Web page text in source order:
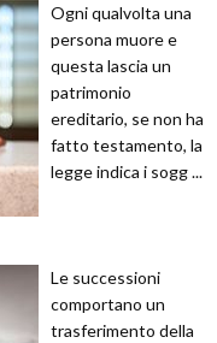
Ogni qualvolta una
persona muore e
questa lascia un
patrimonio
ereditario, se non ha
fatto testamento, la
legge indica i sogg ...
Le successioni
comportano un
trasferimento della